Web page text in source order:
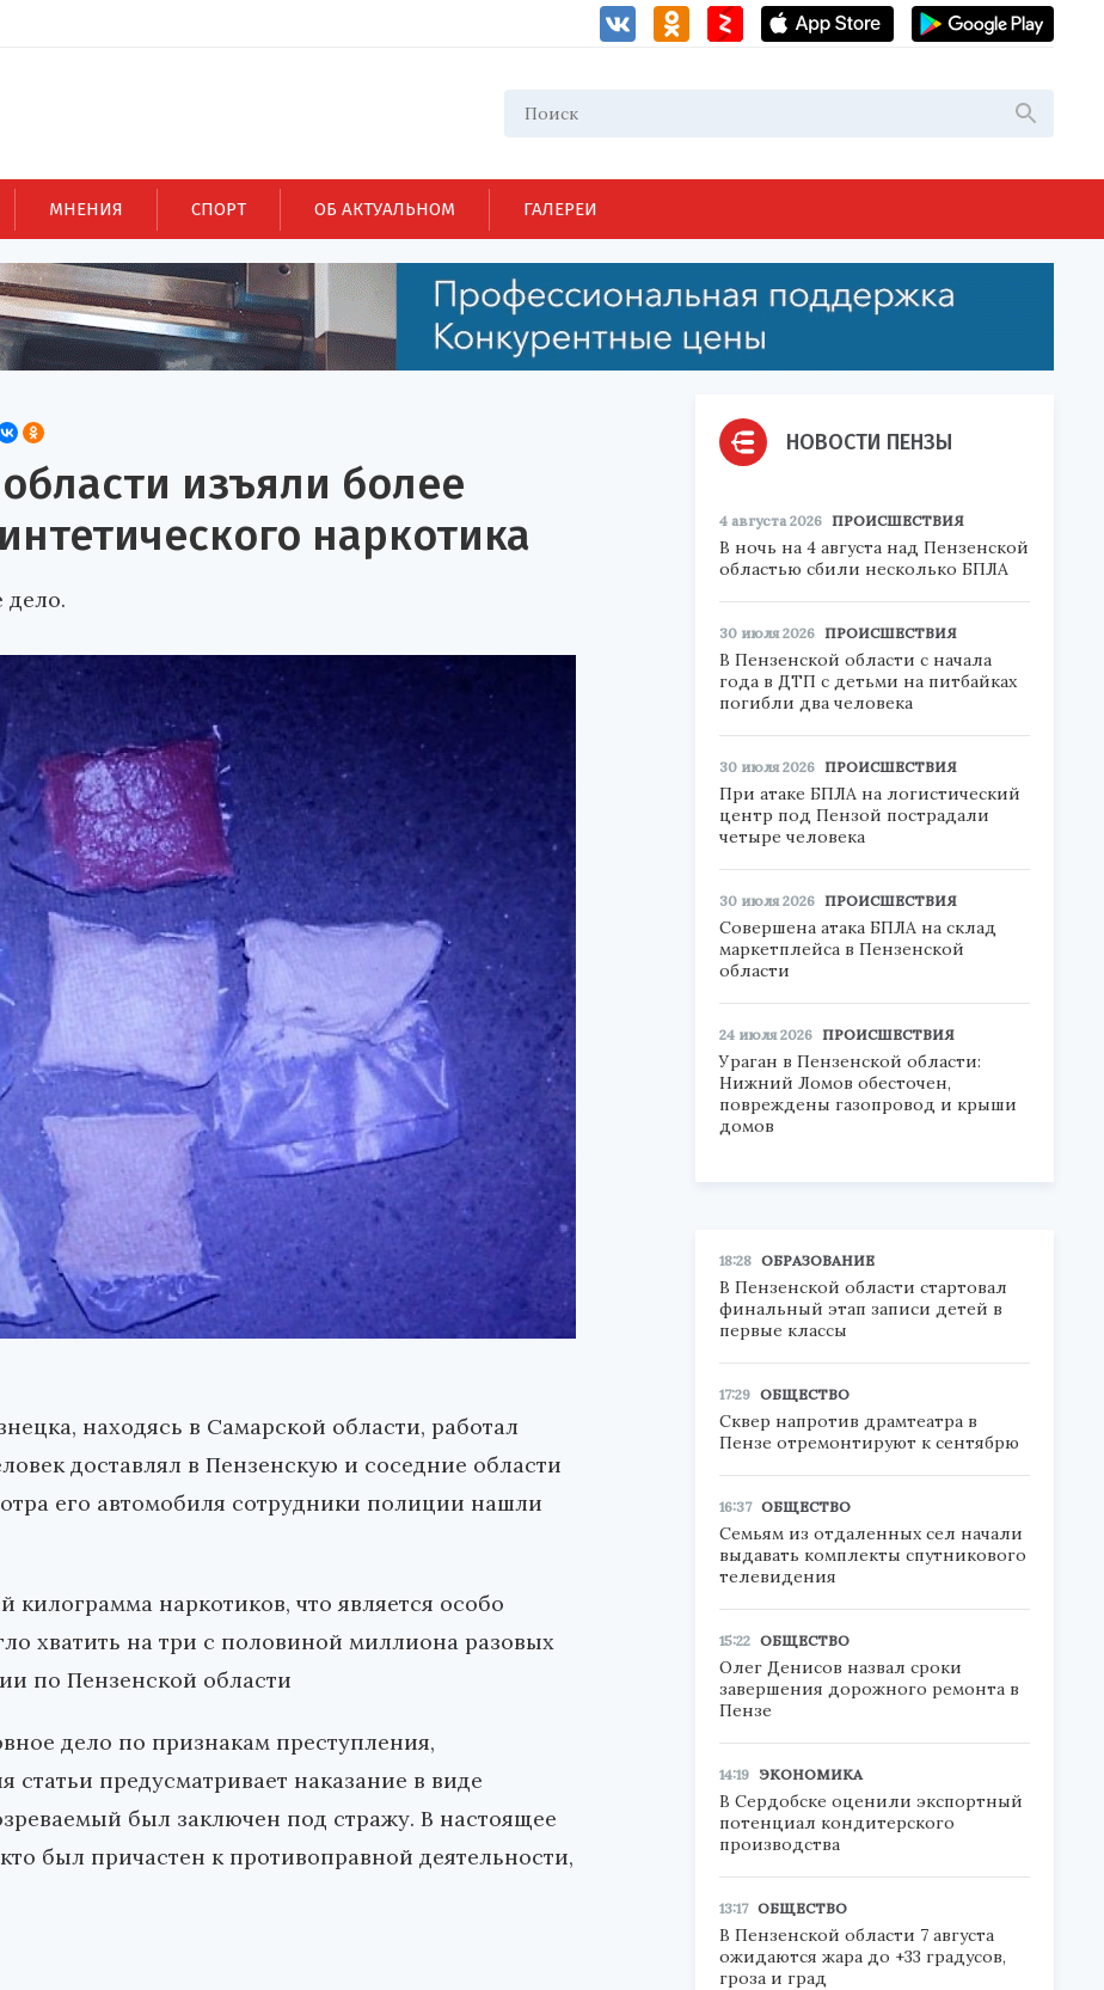
МНЕНИЯ СПОРТ ОБ АКТУАЛЬНОМ ГАЛЕРЕИ
изъяли более
наркотика
дело.
находясь в Самарской области, работал
доставлял в Пензенскую и соседние области
его автомобиля сотрудники полиции нашли
наркотиков, что является особо
хватить на три с половиной миллиона разовых
по Пензенской области
дело по признакам преступления,
статьи предусматривает наказание в виде
был заключен под стражу. В настоящее
был причастен к противоправной деятельности,
НОВОСТИ ПЕНЗЫ
4 августа 2026 ПРОИСШЕСТВИЯ
В ночь на 4 августа над Пензенской
областью сбили несколько БПЛА
30 июля 2026 ПРОИСШЕСТВИЯ
В Пензенской области с начала
года в ДТП с детьми на питбайках
погибли два человека
30 июля 2026 ПРОИСШЕСТВИЯ
При атаке БПЛА на логистический
центр под Пензой пострадали
четыре человека
30 июля 2026 ПРОИСШЕСТВИЯ
Совершена атака БПЛА на склад
маркетплейса в Пензенской
области
24 июля 2026 ПРОИСШЕСТВИЯ
Ураган в Пензенской области:
Нижний Ломов обесточен,
повреждены газопровод и крыши
домов
18:28 ОБРАЗОВАНИЕ
В Пензенской области стартовал
финальный этап записи детей в
первые классы
17:29 ОБЩЕСТВО
Сквер напротив драмтеатра в
Пензе отремонтируют к сентябрю
16:37 ОБЩЕСТВО
Семьям из отдаленных сел начали
выдавать комплекты спутникового
телевидения
15:22 ОБЩЕСТВО
Олег Денисов назвал сроки
завершения дорожного ремонта в
Пензе
14:19 ЭКОНОМИКА
В Сердобске оценили экспортный
потенциал кондитерского
производства
13:17 ОБЩЕСТВО
В Пензенской области 7 августа
ожидаются жара до +33 градусов,
гроза и град